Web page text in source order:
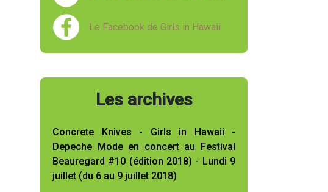
Le Facebook de Girls in Hawaii
Les archives
Concrete Knives - Girls in Hawaii -
Depeche Mode en concert au Festival
Beauregard #10 (édition 2018) - Lundi 9
juillet (du 6 au 9 juillet 2018)